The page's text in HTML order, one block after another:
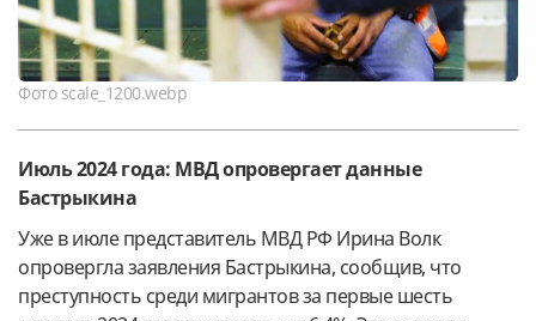
Фото scale_1200.webp
Июль 2024 года: МВД опровергает данные
Бастрыкина
Уже в июле представитель МВД РФ Ирина Волк
опровергла заявления Бастрыкина, сообщив, что
преступность среди мигрантов за первые шесть